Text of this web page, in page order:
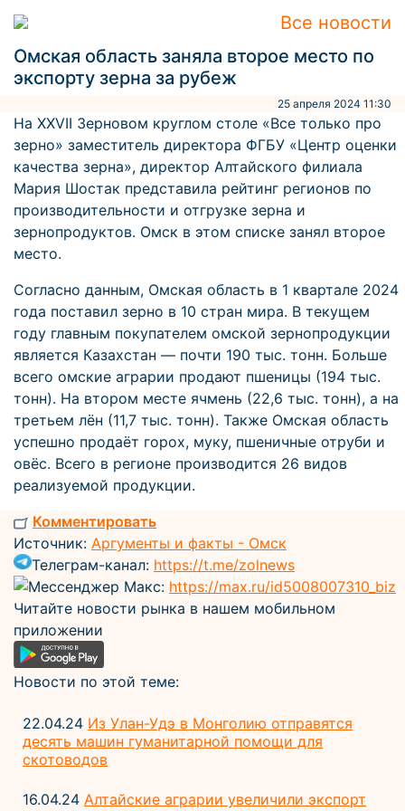
Все новости
Омская область заняла второе место по
экспорту зерна за рубеж
25 апреля 2024 11:30
На XXVII Зерновом круглом столе «Все только про
зерно» заместитель директора ФГБУ «Центр оценки
качества зерна», директор Алтайского филиала
Мария Шостак представила рейтинг регионов по
производительности и отгрузке зерна и
зернопродуктов. Омск в этом списке занял второе
место.
Согласно данным, Омская область в 1 квартале 2024
года поставил зерно в 10 стран мира. В текущем
году главным покупателем омской зернопродукции
является Казахстан — почти 190 тыс. тонн. Больше
всего омские аграрии продают пшеницы (194 тыс.
тонн). На втором месте ячмень (22,6 тыс. тонн), а на
третьем лён (11,7 тыс. тонн). Также Омская область
успешно продаёт горох, муку, пшеничные отруби и
овёс. Всего в регионе производится 26 видов
реализуемой продукции.
Комментировать
Источник: Аргументы и факты - Омск
Телеграм-канал: https://t.me/zolnews
Мессенджер Макс: https://max.ru/id5008007310_biz
Читайте новости рынка в нашем мобильном
приложении
Новости по этой теме:
22.04.24 Из Улан-Удэ в Монголию отправятся
десять машин гуманитарной помощи для
скотоводов
16.04.24 Алтайские аграрии увеличили экспорт